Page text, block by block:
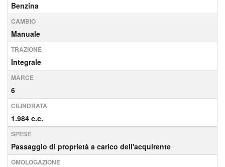
Benzina
CAMBIO
Manuale
TRAZIONE
Integrale
MARCE
6
CILINDRATA
1.984 c.c.
SPESE
Passaggio di proprietà a carico dell'acquirente
OMOLOGAZIONE